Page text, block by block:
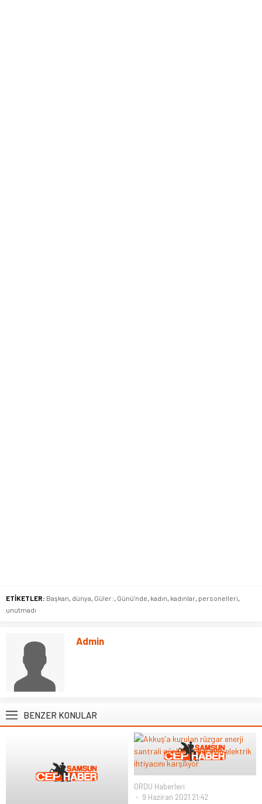
ETİKETLER: Başkan dünya Güler: Günü’nde kadın kadınlar personelleri
unutmadı
Admin
BENZER KONULAR
ORDU Haberleri
9 Haziran 2021 21:42